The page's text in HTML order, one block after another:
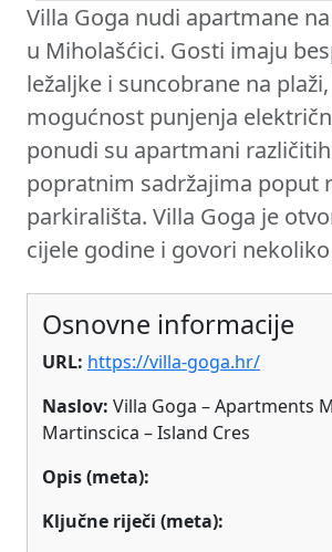
Villa Goga nudi apartmane
u Miholašćici. Gosti imaju
ležaljke i suncobrane na
mogućnost punjenja
ponudi su apartmani
popratnim sadržajima poput
parkirališta. Villa Goga je
cijele godine i govori
Osnovne informacije
URL: https://villa-goga.hr/
Naslov: Villa Goga – Apartments
Martinscica – Island Cres
Opis (meta):
Ključne riječi (meta):